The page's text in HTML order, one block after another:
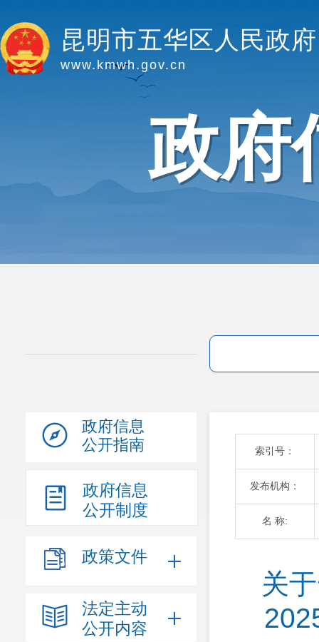
昆明市五华区人民政府
www.kmwh.gov.cn
政府
政府信息
公开指南
政府信息
公开制度
政策文件
法定主动
公开内容
索引号：
发布机构：
名 称:
关